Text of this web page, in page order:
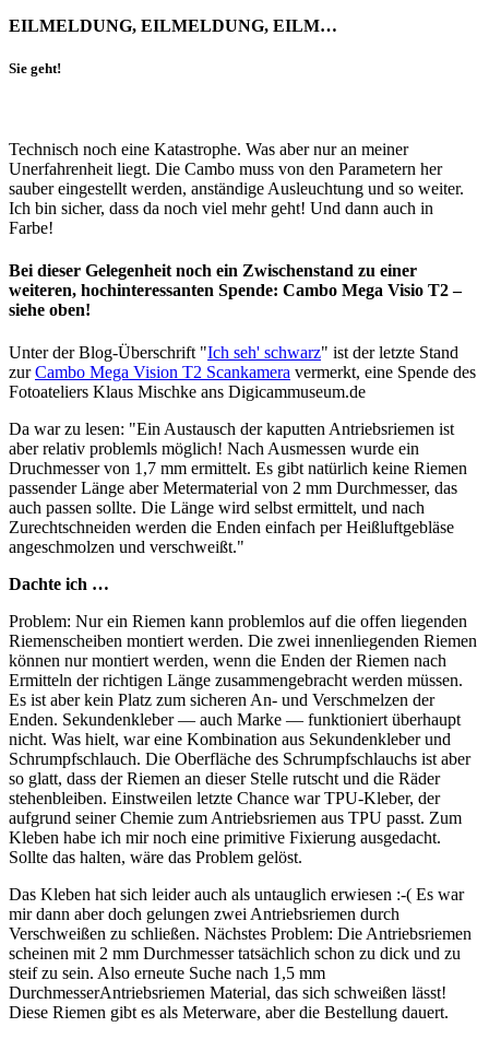
EILMELDUNG, EILMELDUNG, EILM…
Sie geht!
Technisch noch eine Katastrophe. Was aber nur an meiner
Unerfahrenheit liegt. Die Cambo muss von den Parametern her
sauber eingestellt werden, anständige Ausleuchtung und so weiter.
Ich bin sicher, dass da noch viel mehr geht! Und dann auch in
Farbe!
Bei dieser Gelegenheit noch ein Zwischenstand zu einer
weiteren, hochinteressanten Spende: Cambo Mega Visio T2 –
siehe oben!
Unter der Blog-Überschrift "Ich seh' schwarz" ist der letzte Stand
zurCambo Mega Vision T2 Scankamera vermerkt, eine Spende des
Fotoateliers Klaus Mischke ans Digicammuseum.de
Da war zu lesen: "Ein Austausch der kaputten Antriebsriemen ist
aber relativ problemls möglich! Nach Ausmessen wurde ein
Druchmesser von 1,7 mm ermittelt. Es gibt natürlich keine Riemen
passender Länge aber Metermaterial von 2 mm Durchmesser, das
auch passen sollte. Die Länge wird selbst ermittelt, und nach
Zurechtschneiden werden die Enden einfach per Heißluftgebläse
angeschmolzen und verschweißt."
Dachte ich …
Problem: Nur ein Riemen kann problemlos auf die offen liegenden
Riemenscheiben montiert werden. Die zwei innenliegenden Riemen
können nur montiert werden, wenn die Enden der Riemen nach
Ermitteln der richtigen Länge zusammengebracht werden müssen.
Es ist aber kein Platz zum sicheren An- und Verschmelzen der
Enden. Sekundenkleber — auch Marke — funktioniert überhaupt
nicht. Was hielt, war eine Kombination aus Sekundenkleber und
Schrumpfschlauch. Die Oberfläche des Schrumpfschlauchs ist aber
so glatt, dass der Riemen an dieser Stelle rutscht und die Räder
stehenbleiben. Einstweilen letzte Chance war TPU-Kleber, der
aufgrund seiner Chemie zum Antriebsriemen aus TPU passt. Zum
Kleben habe ich mir noch eine primitive Fixierung ausgedacht.
Sollte das halten, wäre das Problem gelöst.
Das Kleben hat sich leider auch als untauglich erwiesen :-( Es war
mir dann aber doch gelungen zwei Antriebsriemen durch
Verschweißen zu schließen. Nächstes Problem: Die Antriebsriemen
scheinen mit 2 mm Durchmesser tatsächlich schon zu dick und zu
steif zu sein. Also erneute Suche nach 1,5 mm
DurchmesserAntriebsriemen Material, das sich schweißen lässt!
Diese Riemen gibt es als Meterware, aber die Bestellung dauert.